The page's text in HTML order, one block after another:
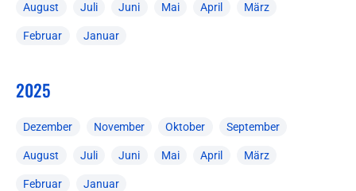
August Juli Juni Mai April März
Februar Januar
2025
Dezember November Oktober September
August Juli Juni Mai April März
Februar Januar